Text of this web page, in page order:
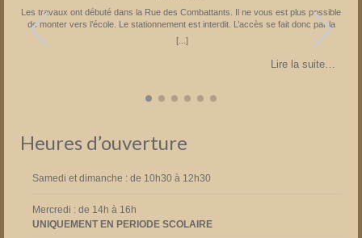
Les travaux ont débuté dans la Rue des Combattants. Il ne vous est plus possible
de monter vers l’école. Le stationnement est interdit. L’accès se fait donc par la
Rue du Château suivie par la Rue de l’Eglise. Parking à l’église ou à la Place
Fechere. Attention sens de circulation unique sur la Place Féchère. Fin prévue en
[...]
Lire la suite…
Heures d’ouverture
Samedi et dimanche : de 10h30 à 12h30
Mercredi : de 14h à 16h
UNIQUEMENT EN PERIODE SCOLAIRE